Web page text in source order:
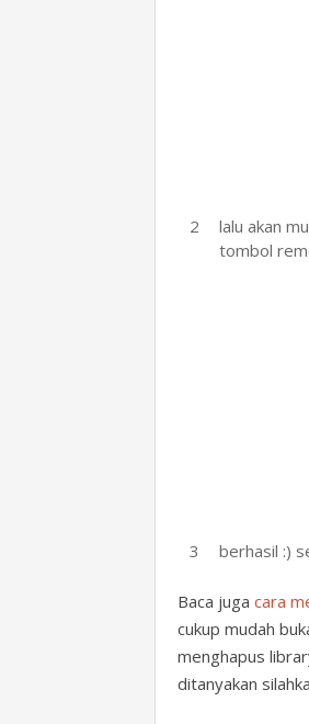
lalu akan
tombol
berhasil :)
Baca juga cara
cukup mudah
menghapus
ditanyakan